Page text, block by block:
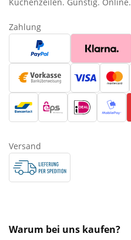
Zahlung
Versand
Warum bei uns kaufen?